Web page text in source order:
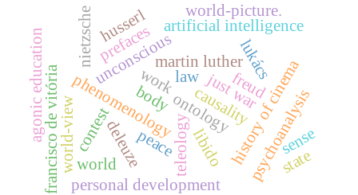
lukács
ontology
work
causality
teleology
phenomenology history of cinema
artificial intelligence
just war
francisco de vitória
martin luther
freud
psychoanalysis
libido
unconscious
agonic education contest
nietzsche
personal development
deleuze
prefaces
sense
body
world-view
world-picture.
state
world
husserl
peace
law